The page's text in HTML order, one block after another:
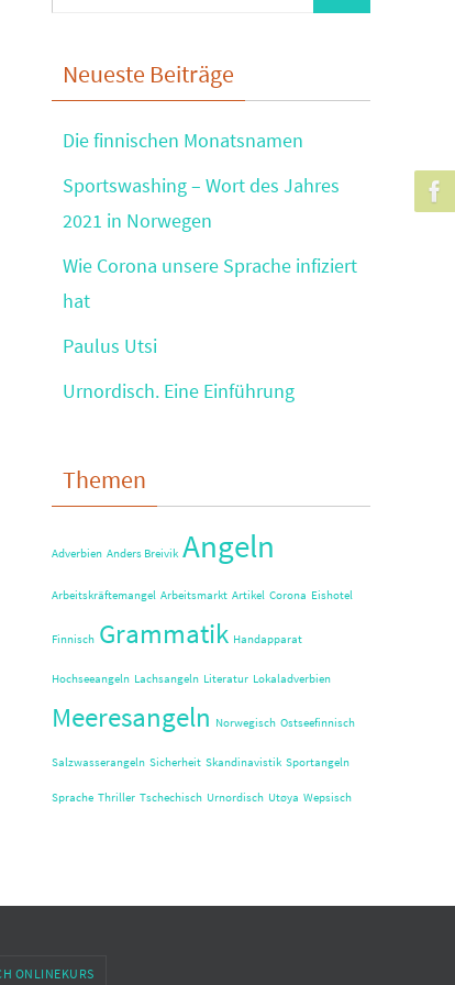
nach:
Neueste Beiträge
Die finnischen Monatsnamen
Sportswashing – Wort des Jahres
2021 in Norwegen
Wie Corona unsere Sprache infiziert
hat
Paulus Utsi
Urnordisch. Eine Einführung
Themen
Adverbien Anders Breivik Angeln
Arbeitskräftemangel Arbeitsmarkt Artikel Corona Eishotel
Finnisch Grammatik Handapparat
Hochseeangeln Lachsangeln Literatur Lokaladverbien
Meeresangeln Norwegisch Ostseefinnisch
Salzwasserangeln Sicherheit Skandinavistik Sportangeln
Sprache Thriller Tschechisch Urnordisch Utøya Wepsisch
ONLINEKURS